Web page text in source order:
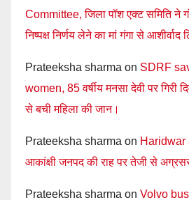
Committee, जिला पॉश एक्ट समिति ने
निष्पक्ष निर्णय लेने का मां गंगा से आशीर्वाद
Prateeksha sharma on SDRF
women, 85 वर्षीय मनसा देवी पर गिरी
से बची महिला की जान।
Prateeksha sharma on Haridwar
आकांक्षी जनपद की राह पर तेजी से अग्रसर
Prateeksha sharma on Volvo bus